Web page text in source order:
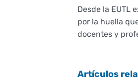
Desde la EUTL
por la huella
docentes y
Artículos